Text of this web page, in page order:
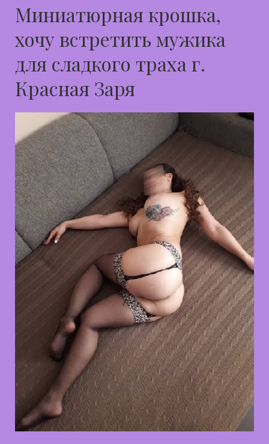
Миниатюрная крошка,
хочу встретить мужика
для сладкого траха г.
Красная Заря